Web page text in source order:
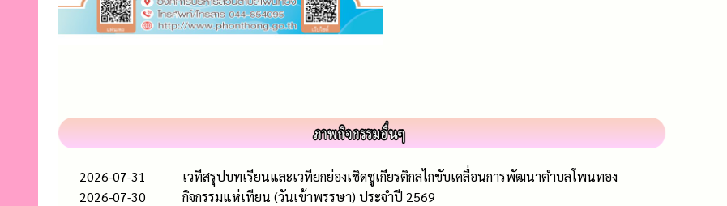
2026-07-31
เวทีสรุปบทเรียนและเวทียกย่องเชิดชูเกียรติกลไกขับเคลื่อนการพัฒนาตำบลโพนทอง
2026-07-30
กิจกรรมแห่เทียน (วันเข้าพรรษา) ประจำปี 2569